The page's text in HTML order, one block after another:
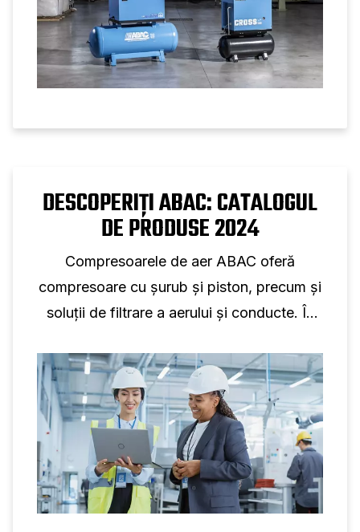
DESCOPERIȚI ABAC: CATALOGUL
DE PRODUSE 2024
Compresoarele de aer ABAC oferă
compresoare cu șurub și piston, precum și
soluții de filtrare a aerului și conducte. În
cuprinzătoare de produse eficiente
energetic.